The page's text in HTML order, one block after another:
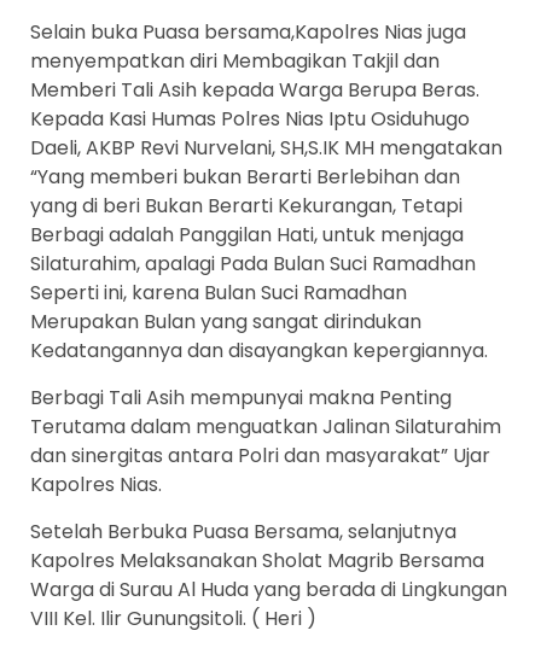
Selain buka Puasa bersama,Kapolres Nias juga
menyempatkan diri Membagikan Takjil dan
Memberi Tali Asih kepada Warga Berupa Beras.
Kepada Kasi Humas Polres Nias Iptu Osiduhugo
Daeli, AKBP Revi Nurvelani, SH,S.IK MH mengatakan
“Yang memberi bukan Berarti Berlebihan dan
yang di beri Bukan Berarti Kekurangan, Tetapi
Berbagi adalah Panggilan Hati, untuk menjaga
Silaturahim, apalagi Pada Bulan Suci Ramadhan
Seperti ini, karena Bulan Suci Ramadhan
Merupakan Bulan yang sangat dirindukan
Kedatangannya dan disayangkan kepergiannya.
Berbagi Tali Asih mempunyai makna Penting
Terutama dalam menguatkan Jalinan Silaturahim
dan sinergitas antara Polri dan masyarakat” Ujar
Kapolres Nias.
Setelah Berbuka Puasa Bersama, selanjutnya
Kapolres Melaksanakan Sholat Magrib Bersama
Warga di Surau Al Huda yang berada di Lingkungan
VIII Kel. Ilir Gunungsitoli. ( Heri )